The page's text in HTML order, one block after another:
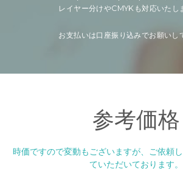
レイヤー分けやCMYKも対応いたし
お支払いは口座振り込みでお願いし
参考価格
時価ですので変動もございますが、ご依頼
ていただいております。